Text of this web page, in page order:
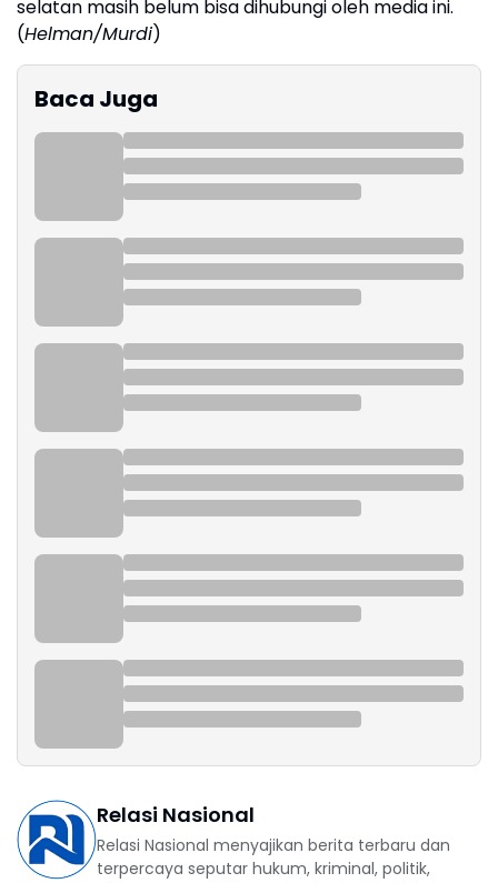
selatan masih belum bisa dihubungi oleh media ini.
(Helman/Murdi)
Baca Juga
Relasi Nasional
Relasi Nasional menyajikan berita terbaru dan
terpercaya seputar hukum, kriminal, politik,